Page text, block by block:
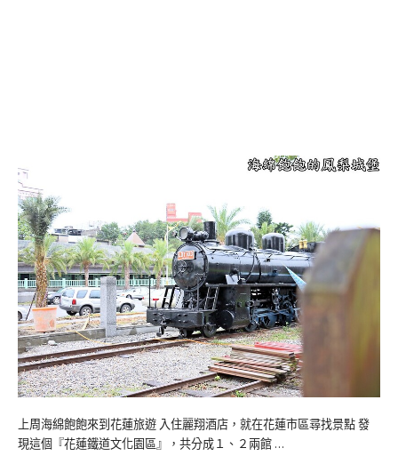
上周海綿飽飽來到花蓮旅遊 入住麗翔酒店，就在花蓮市區尋找景點 發
現這個『花蓮鐵道文化園區』，共分成１、２兩館 …